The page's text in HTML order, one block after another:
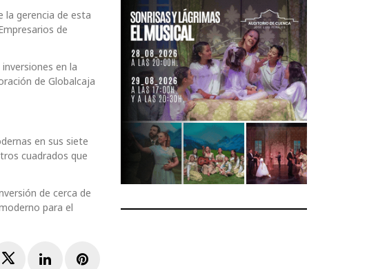
la gerencia de esta
de
en la
de Globalcaja
en sus siete
cuadrados que
de cerca de
para el
TwitterLinkedInPinterest